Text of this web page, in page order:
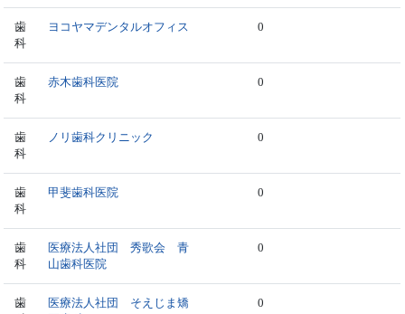
歯
科
ヨコヤマデンタルオフィス 0
歯
科
赤木歯科医院 0
歯
科
ノリ歯科クリニック 0
歯
科
甲斐歯科医院 0
歯
科
医療法人社団 秀歌会 青
山歯科医院
0
歯
医療法人社団 そえじま矯
0